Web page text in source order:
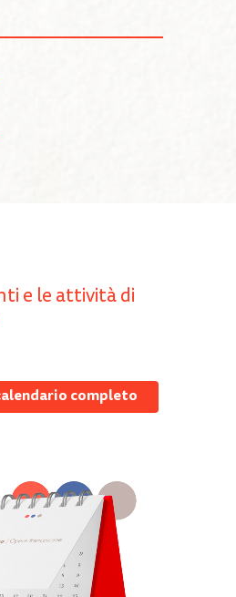
e le attività di
completo